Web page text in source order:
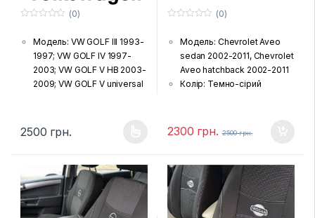
сидінь
5
(0)
Модель: VW GOLF III 1993-
1997; VW GOLF IV 1997-
2003; VW GOLF V НВ 2003-
2009; VW GOLF V universal
Тканина: Жаккард
(гобелен) з поролоновою
Країна виробник: Україна
Комплектація: Передні
сидіння, задній диван та
спинка, підголовники (за
2500 грн.
Цей товар має кілька варіантів. Параметри можна вибрати
5
(0)
Модель: Chevrolet Aveo
sedan 2002-2011, Chevrolet
Aveo hatchback 2002-2011
Колір: Темно-сірий
накаткою зсередини
Країна виробник: Україна
сидіння, задній диван та
спинка, підголовники (за
комплектацією автівки),
підлокітники і фальшпанелі
2300 грн. 2500грн.